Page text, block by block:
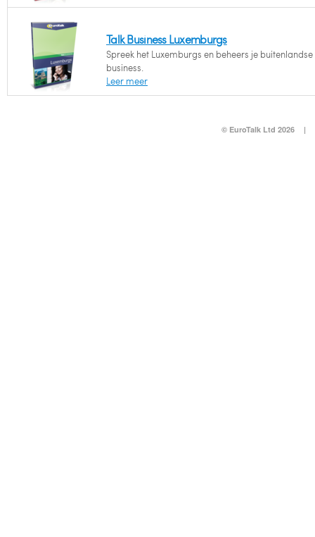
Talk Business Luxemburgs
Spreek het Luxemburgs en beheers je buitenlandse
business.
Leer meer
© EuroTalk Ltd 2026 |